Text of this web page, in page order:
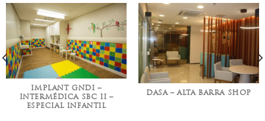
IMPLANT GNDI –
INTERMÉDICA SBC II –
ESPECIAL INFANTIL
DASA – ALTA BARRA SHOP